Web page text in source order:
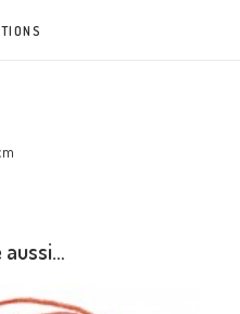
aussi…